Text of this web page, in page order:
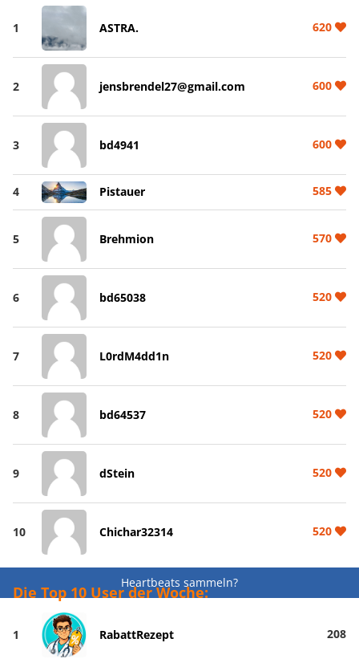
1 ASTRA. 620
2 jensbrendel27@gmail.com 600
3 bd4941 600
4 Pistauer 585
5 Brehmion 570
6 bd65038 520
7 L0rdM4dd1n 520
8 bd64537 520
9 dStein 520
10 Chichar32314 520
Heartbeats sammeln?
Die Top 10 User der Woche:
1 RabattRezept 208